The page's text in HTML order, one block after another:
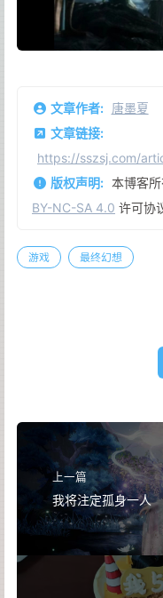
文章作者: 唐墨夏
文章链接:
https://sszsj.com/
版权声明: 本博客
BY-NC-SA 4.0 许可协
游戏 最终幻想
上一篇
我将注定孤身一人